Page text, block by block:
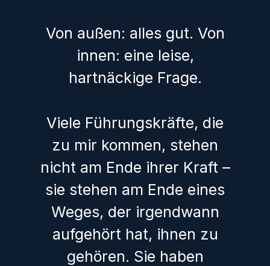
Von außen: alles gut. Von
innen: eine leise,
hartnäckige Frage.
Viele Führungskräfte, die
zu mir kommen, stehen
nicht am Ende ihrer Kraft –
sie stehen am Ende eines
Weges, der irgendwann
aufgehört hat, ihnen zu
gehören. Sie haben